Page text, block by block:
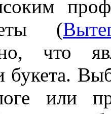
(
что
букета.
или